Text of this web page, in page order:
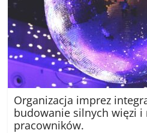
Organizacja imprez
budowanie silnych więzi i
pracowników.